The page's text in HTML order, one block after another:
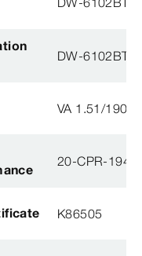
DW-
VA 1.51/19005
20-CPR-194-
K86505